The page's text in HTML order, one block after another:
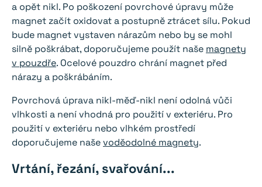
a opět nikl. Po poškození povrchové úpravy může
magnet začít oxidovat a postupně ztrácet sílu. Pokud
bude magnet vystaven nárazům nebo by se mohl
silně poškrábat, doporučujeme použít naše magnety
v pouzdře. Ocelové pouzdro chrání magnet před
nárazy a poškrábáním.
Povrchová úprava nikl-měď-nikl není odolná vůči
vlhkosti a není vhodná pro použití v exteriéru. Pro
použití v exteriéru nebo vlhkém prostředí
doporučujeme naševoděodolné magnety.
Vrtání, řezání, svařování...